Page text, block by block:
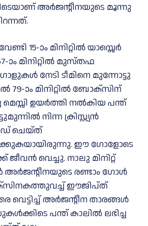
അർജന്റീനയുടെ മൂന്നു
15-ാം മിനിറ്റിൽ യാസ്സെർ
ാം മിനിറ്റിൽ മുസ്തഫ
നേടി ടീമിനെ മുന്നോട്ടു
79-ാം മിനിറ്റിൽ ബോക്സിന്
ഉയർത്തി നൽകിയ പന്ത്
നിന്ന ക്രിസ്റ്റ്യൻ
ചെയ്ത്
ഈ ഗോളോടെ
ജീവൻ വെച്ചു. നാലു മിനിറ്റ്
അർജന്റീനയുടെ രണ്ടാം ഗോൾ
ഈജിപ്ത്
വെട്ടിച്ച് അർജന്റീന താരങ്ങൾ
പന്ത് കാലിൽ ലഭിച്ച